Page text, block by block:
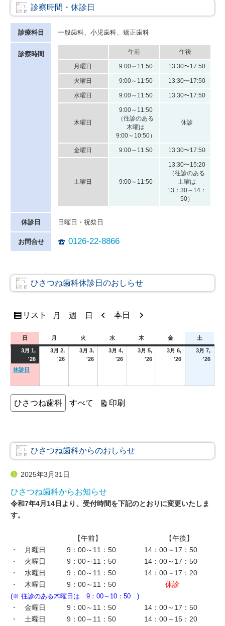
診察時間・休診日
診療科目 一般歯科、小児歯科、矯正歯科
診察時間 午前 午後
月曜日 9:00～11:50 13:30〜17:50
火曜日 9:00～11:50 13:30〜17:50
水曜日 9:00～11:50 13:30〜17:50
木曜日
9:00～11:50
（往診のある
木曜は
9:00～10:50）
休診
金曜日 9:00～11:50 13:30〜17:50
土曜日 9:00～11:50
13:30〜15:20
（往診のある
土曜は
13：30～14：
50）
休診日 日曜日・祝祭日
お問合せ 0126-22-8866
ひさつね歯科休診日のおしらせ
リスト 月 週 日
前本日
次
日
曜
日
月
曜
日
火火
曜
日
水水
曜
日
木木
曜
日
金金
曜
日
土土
曜
日
3月 1,
'262026
日
(1
休診日
3月 2,
'262026
日
3月 3,
'262026
3月 4,
'262026
日
3月 5,
'262026
3月 6,
'262026
3月 7,
'262026
カ
テ
ー
ひさつね歯科 すべて 印刷
ひさつね歯科からのおしらせ
2025年3月31日
ひさつね歯科からお知らせ
令和7年4月14日より、受付時間を下記のとおりに変更いたしま
す。
【午前】 【午後】
・ 月曜日 9：00～11：50 14：00～17：50
・ 火曜日 9：00～11：50 14：00～17：50
・ 水曜日 9：00～11：50 14：00～17：20
・ 木曜日 9：00～11：50休診
(※ 往診のある木曜日は 9：00～10：50 )
・ 金曜日 9：00～11：50 14：00～17：50
・ 土曜日 9：00～11：50 14：00～15：20